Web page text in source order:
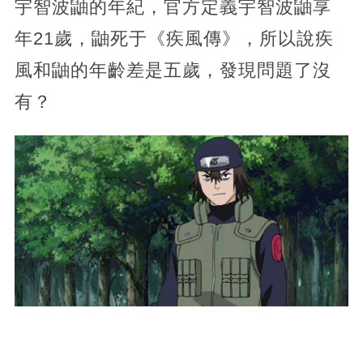
宇智波鼬的年紀，官方定義宇智波鼬享
年21歲，鼬死于《疾風傳》，所以說疾
風和鼬的年齡差是五歲，發現問題了沒
有？